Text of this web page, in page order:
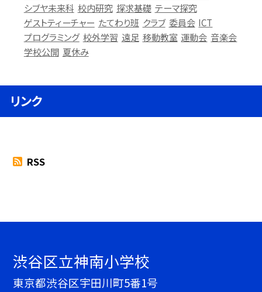
シブヤ未来科 校内研究 探求基礎 テーマ探究
ゲストティーチャー たてわり班 クラブ 委員会 ICT
プログラミング 校外学習 遠足 移動教室 運動会 音楽会
学校公開 夏休み
リンク
RSS
渋谷区立神南小学校
東京都渋谷区宇田川町5番1号